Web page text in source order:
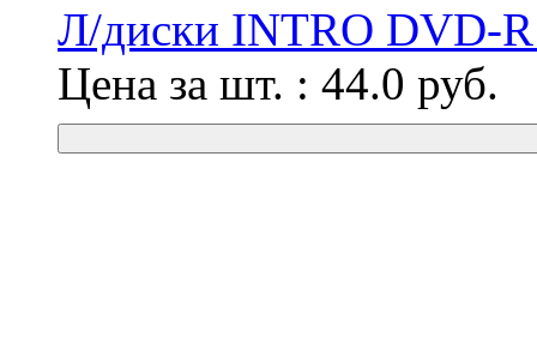
Л/диски INTRO DVD-
Цена за шт. : 44.0 руб.